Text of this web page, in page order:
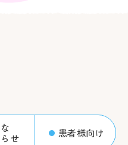
せ
患者様向け